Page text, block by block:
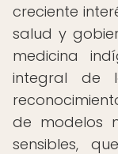
creciente
salud y
medicina
integral de
de modelos
sensibles,